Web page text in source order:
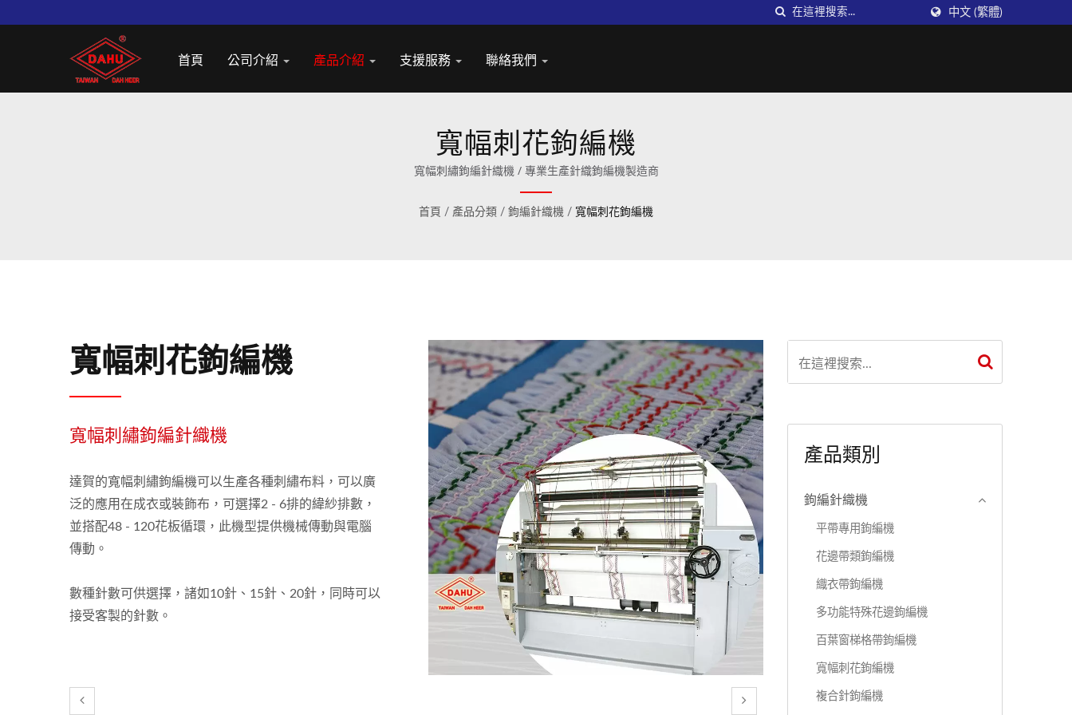
中文 (繁體)
首頁 公司介紹 產品介紹 支援服務 聯絡我們
寬幅刺花鉤編機
寬幅刺繡鉤編針織機 / 專業生產針織鉤編機製造商
首頁 / 產品分類 / 鉤編針織機 / 寬幅刺花鉤編機
寬幅刺花鉤編機
寬幅刺繡鉤編針織機
達賀的寬幅刺繡鉤編機可以生產各種刺繡布料，可以廣
泛的應用在成衣或裝飾布，可選擇2 - 6排的緯紗排數，
並搭配48 - 120花板循環，此機型提供機械傳動與電腦
傳動。
數種針數可供選擇，諸如10針、15針、20針，同時可以
接受客製的針數。
產品類別
鉤編針織機
平帶專用鉤編機
花邊帶類鉤編機
織衣帶鉤編機
多功能特殊花邊鉤編機
百葉窗梯格帶鉤編機
寬幅刺花鉤編機
複合針鉤編機